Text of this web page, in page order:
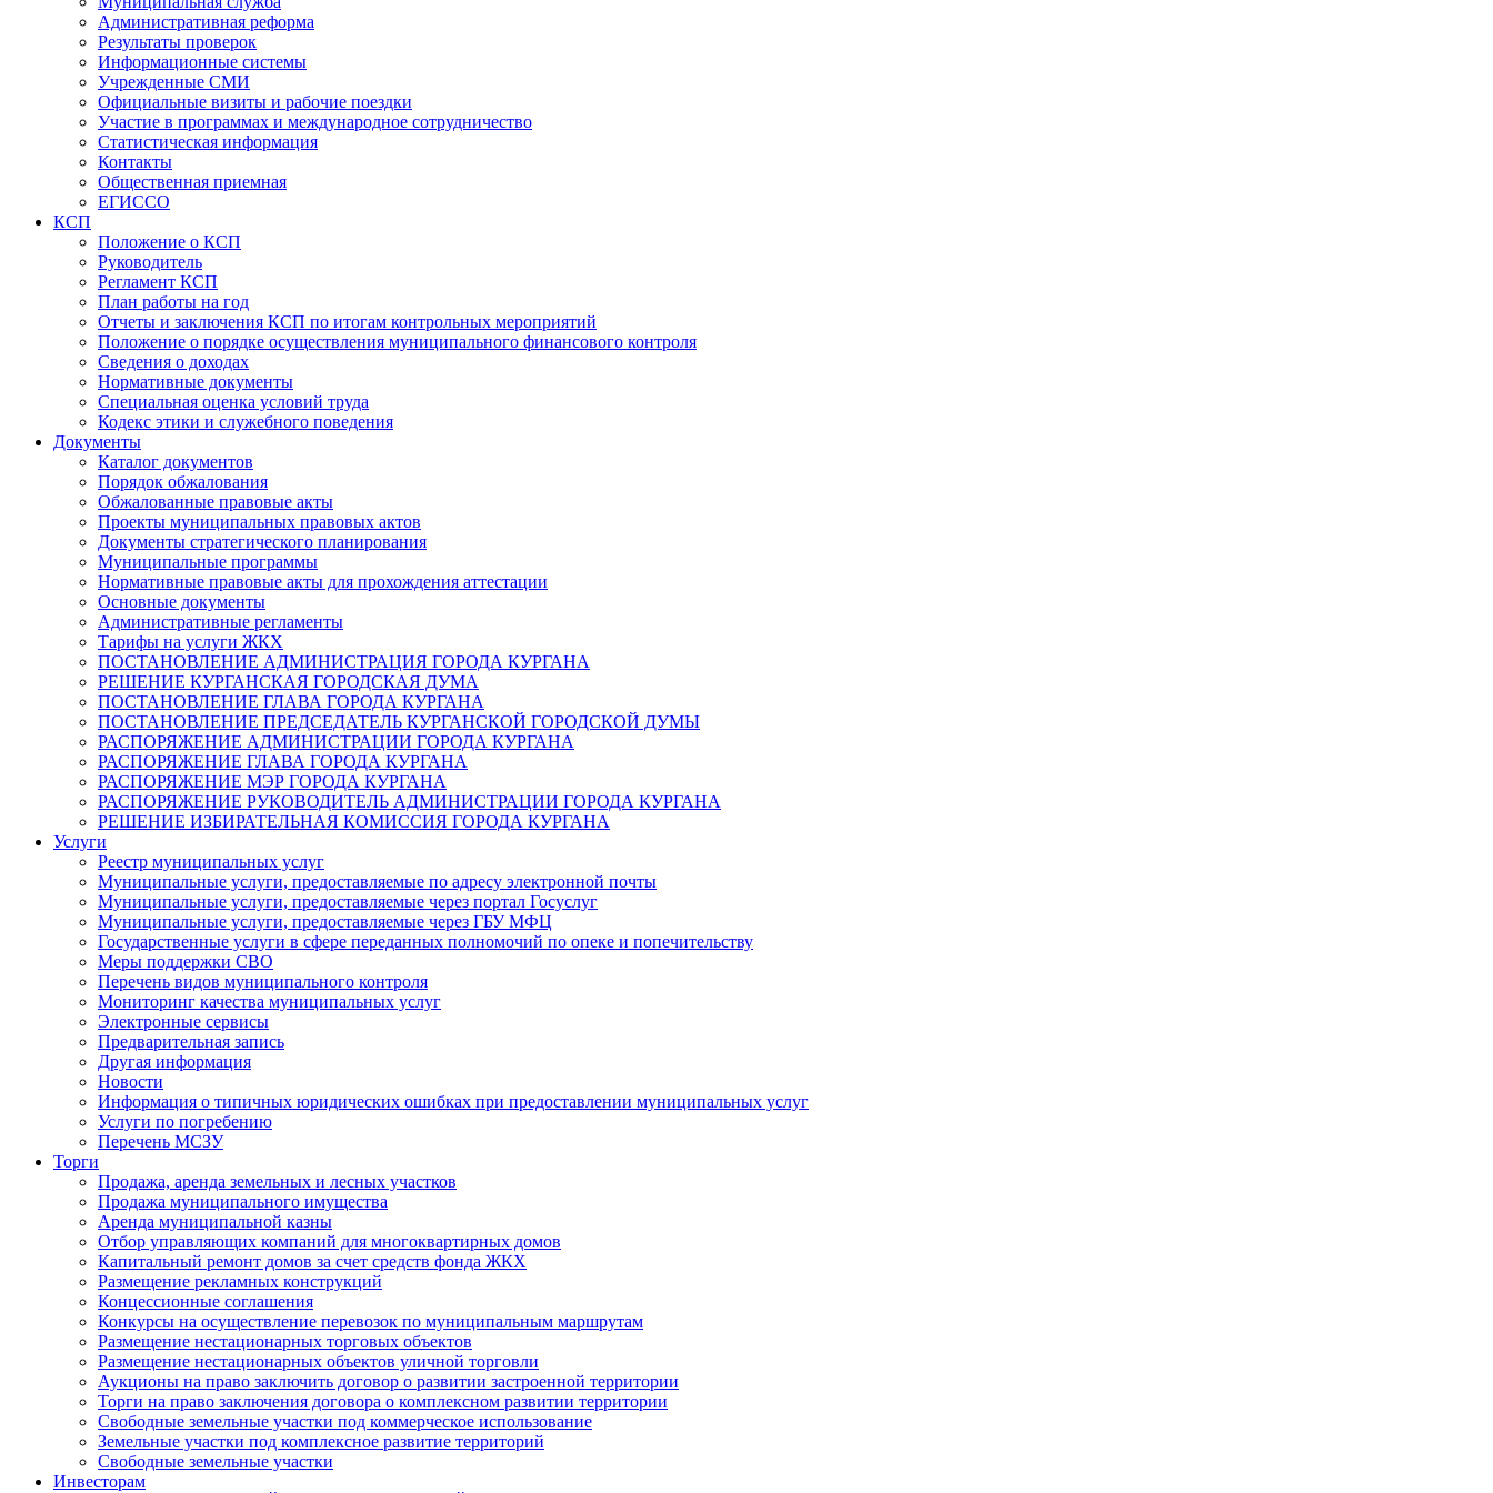
Административная реформа
Результаты проверок
Информационные системы
Учрежденные СМИ
Официальные визиты и рабочие поездки
Участие в программах и международное сотрудничество
Статистическая информация
Контакты
Общественная приемная
ЕГИССО
КСП
Положение о КСП
Руководитель
Регламент КСП
План работы на год
Отчеты и заключения КСП по итогам контрольных мероприятий
Положение о порядке осуществления муниципального финансового контроля
Сведения о доходах
Нормативные документы
Специальная оценка условий труда
Кодекс этики и служебного поведения
Документы
Каталог документов
Порядок обжалования
Обжалованные правовые акты
Проекты муниципальных правовых актов
Документы стратегического планирования
Муниципальные программы
Нормативные правовые акты для прохождения аттестации
Основные документы
Административные регламенты
Тарифы на услуги ЖКХ
ПОСТАНОВЛЕНИЕ АДМИНИСТРАЦИЯ ГОРОДА КУРГАНА
РЕШЕНИЕ КУРГАНСКАЯ ГОРОДСКАЯ ДУМА
ПОСТАНОВЛЕНИЕ ГЛАВА ГОРОДА КУРГАНА
ПОСТАНОВЛЕНИЕ ПРЕДСЕДАТЕЛЬ КУРГАНСКОЙ ГОРОДСКОЙ ДУМЫ
РАСПОРЯЖЕНИЕ АДМИНИСТРАЦИИ ГОРОДА КУРГАНА
РАСПОРЯЖЕНИЕ ГЛАВА ГОРОДА КУРГАНА
РАСПОРЯЖЕНИЕ МЭР ГОРОДА КУРГАНА
РАСПОРЯЖЕНИЕ РУКОВОДИТЕЛЬ АДМИНИСТРАЦИИ ГОРОДА КУРГАНА
РЕШЕНИЕ ИЗБИРАТЕЛЬНАЯ КОМИССИЯ ГОРОДА КУРГАНА
Услуги
Реестр муниципальных услуг
Муниципальные услуги, предоставляемые по адресу электронной почты
Муниципальные услуги, предоставляемые через портал Госуслуг
Муниципальные услуги, предоставляемые через ГБУ МФЦ
Государственные услуги в сфере переданных полномочий по опеке и попечительству
Меры поддержки СВО
Перечень видов муниципального контроля
Мониторинг качества муниципальных услуг
Электронные сервисы
Предварительная запись
Другая информация
Новости
Информация о типичных юридических ошибках при предоставлении муниципальных услуг
Услуги по погребению
Перечень МСЗУ
Торги
Продажа, аренда земельных и лесных участков
Продажа муниципального имущества
Аренда муниципальной казны
Отбор управляющих компаний для многоквартирных домов
Капитальный ремонт домов за счет средств фонда ЖКХ
Размещение рекламных конструкций
Концессионные соглашения
Конкурсы на осуществление перевозок по муниципальным маршрутам
Размещение нестационарных торговых объектов
Размещение нестационарных объектов уличной торговли
Аукционы на право заключить договор о развитии застроенной территории
Торги на право заключения договора о комплексном развитии территории
Свободные земельные участки под коммерческое использование
Земельные участки под комплексное развитие территорий
Свободные земельные участки
Инвесторам